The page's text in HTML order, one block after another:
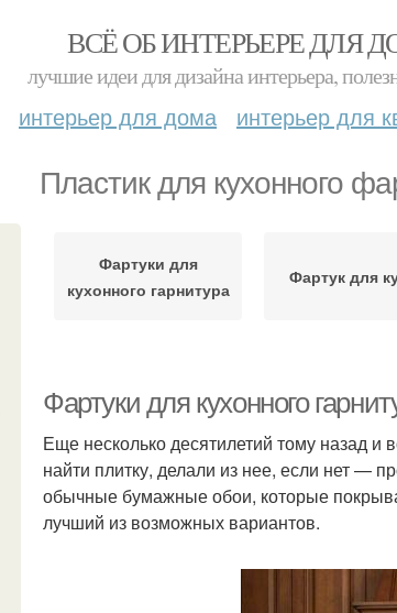
ВСЁ ОБ ИНТЕРЬЕРЕ ДЛЯ
лучшие идеи для дизайна интерьера,
интерьер для дома интерьер для
Пластик для кухонного
Фартуки для
кухонного гарнитура
Фартук для
Фартуки для кухонного
Еще несколько десятилетий тому назад и
найти плитку, делали из нее, если нет —
обычные бумажные обои, которые
лучший из возможных вариантов.